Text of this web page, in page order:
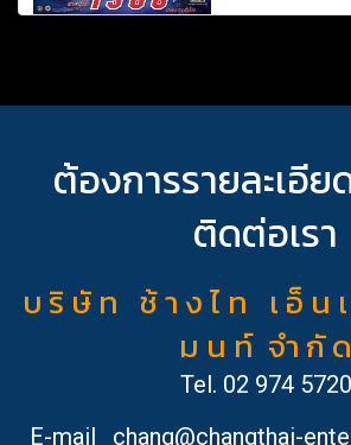
ต้องการรายละเอีย
ติดต่อเรา
บ ริ ษั ท ช้ า ง ไ ท เ อ็ น เ
ม น ท์ จำ กั ด
Tel. 02 974 5720
E-mail
chang@changthai-